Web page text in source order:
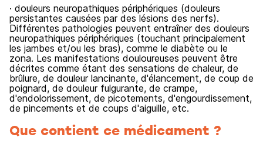
· douleurs neuropathiques périphériques (douleurs
persistantes causées par des lésions des nerfs).
Différentes pathologies peuvent entraîner des douleurs
neuropathiques périphériques (touchant principalement
les jambes et/ou les bras), comme le diabète ou le
zona. Les manifestations douloureuses peuvent être
décrites comme étant des sensations de chaleur, de
brûlure, de douleur lancinante, d'élancement, de coup de
poignard, de douleur fulgurante, de crampe,
d'endolorissement, de picotements, d'engourdissement,
de pincements et de coups d'aiguille, etc.
Que contient ce médicament ?